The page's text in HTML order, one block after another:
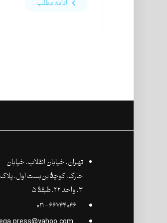
ادامه مطلب
تهـران،‌ خیابان انقلاب، خیابان
خارک، کوچۀ بن‌بست اول، پلاک
۳، واحد ۲۲، طبقۀ ۵